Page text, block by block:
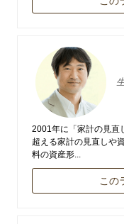
2001年に「家計の見直
超える家計の見直しや
料の資産形...
この